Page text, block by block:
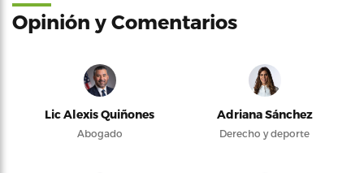
Opinión y Comentarios
Lic Alexis Quiñones
Abogado
Adriana Sánchez
Derecho y deporte